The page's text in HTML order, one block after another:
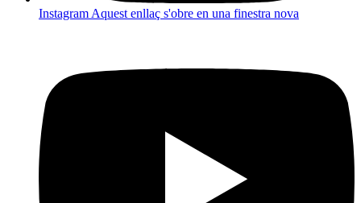
Instagram Aquest enllaç s'obre en una finestra nova